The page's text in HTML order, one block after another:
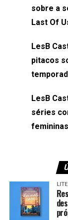
Naiady
sobre a
Last Of
LesB
pitacos
LesB
séries